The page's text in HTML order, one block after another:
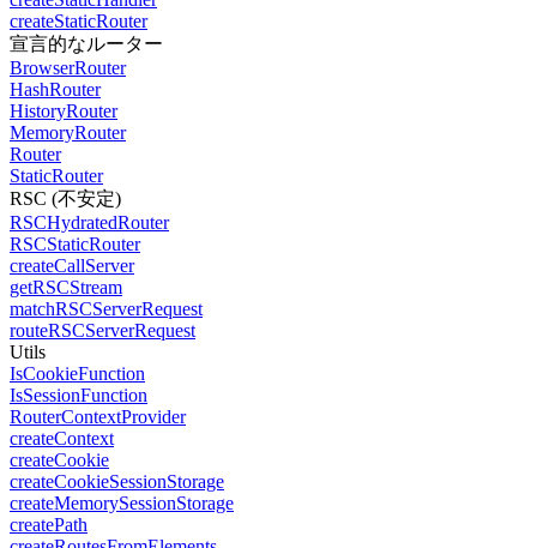
createStaticRouter
宣言的なルーター
BrowserRouter
HashRouter
HistoryRouter
MemoryRouter
Router
StaticRouter
RSC (不安定)
RSCHydratedRouter
RSCStaticRouter
createCallServer
getRSCStream
matchRSCServerRequest
routeRSCServerRequest
Utils
IsCookieFunction
IsSessionFunction
RouterContextProvider
createContext
createCookie
createCookieSessionStorage
createMemorySessionStorage
createPath